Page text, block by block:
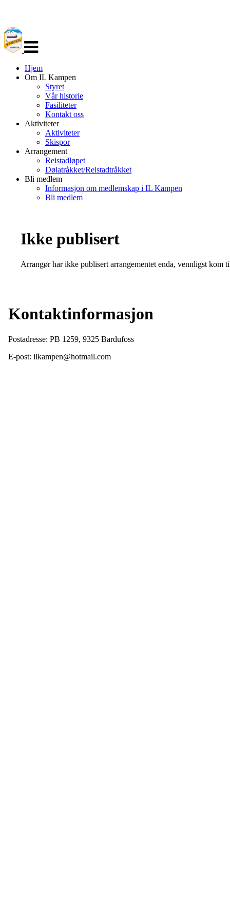
navigasjon
Hjem
Om IL Kampen
Styret
Vår historie
Fasiliteter
Kontakt oss
Aktiviteter
Aktiviteter
Skispor
Arrangement
Reistadløpet
Dølatråkket/Reistadtråkket
Bli medlem
Informasjon om medlemskap i IL Kampen
Bli medlem
Ikke publisert
Arrangør har ikke publisert arrangementet enda, vennligst kom
Kontaktinformasjon
Postadresse: PB 1259, 9325 Bardufoss
E-post: ilkampen@hotmail.com